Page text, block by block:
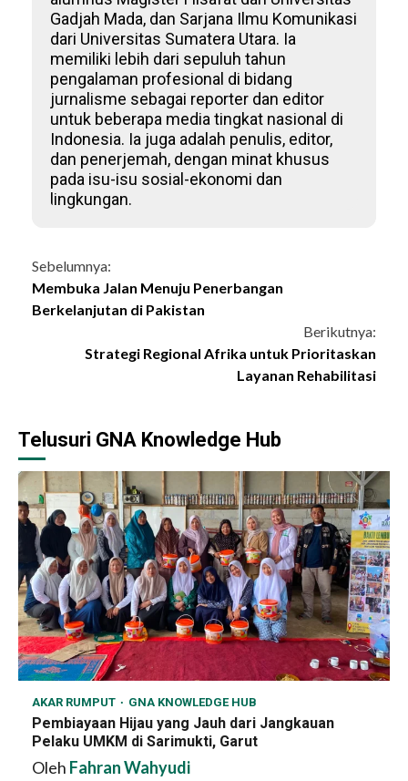
Gadjah Mada, dan Sarjana Ilmu Komunikasi
dari Universitas Sumatera Utara. Ia
memiliki lebih dari sepuluh tahun
pengalaman profesional di bidang
jurnalisme sebagai reporter dan editor
untuk beberapa media tingkat nasional di
Indonesia. Ia juga adalah penulis, editor,
dan penerjemah, dengan minat khusus
pada isu-isu sosial-ekonomi dan
lingkungan.
Continue
Reading
Sebelumnya:
Membuka Jalan Menuju Penerbangan
Berkelanjutan di Pakistan
Berikutnya:
Strategi Regional Afrika untuk Prioritaskan
Layanan Rehabilitasi
Telusuri GNA Knowledge Hub
AKAR RUMPUT GNA KNOWLEDGE HUB
Pembiayaan Hijau yang Jauh dari Jangkauan
Pelaku UMKM di Sarimukti, Garut
Oleh Fahran Wahyudi